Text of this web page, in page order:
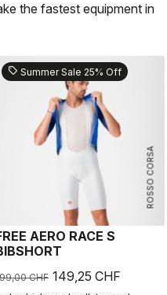
the fastest equipment in
ROSSO CORSA
sell Summer Sale 25% Off
AERO RACE S
CHF 149,25 CHF